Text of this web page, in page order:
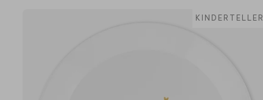
KINDERTELLER